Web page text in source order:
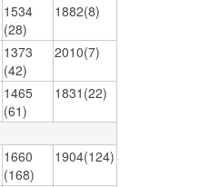
1534
(28)
1882(8)
1373
(42)
2010(7)
1465
(61)
1831(22)
1660
(168)
1904(124)